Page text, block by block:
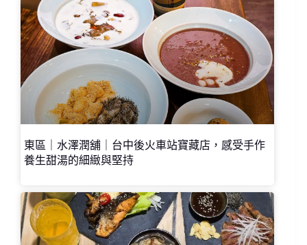
東區｜水澤潤舖｜台中後火車站寶藏店，感受手作
養生甜湯的細緻與堅持